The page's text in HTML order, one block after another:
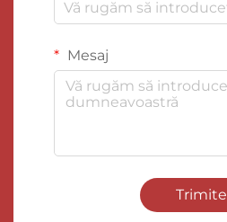
Mesaj
Trimite